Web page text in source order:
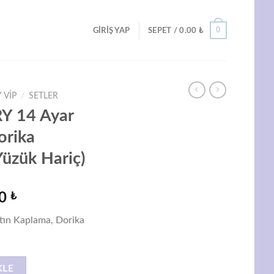
GIRIŞ YAP SEPET /0.00 ₺ 0
VIP / SETLER
14 Ayar
Hariç)
₺.
₺Şu
fiyat:
Kaplama, Dorika
Dorika Kolye,Küpe Set (Yüzük Hariç) adet